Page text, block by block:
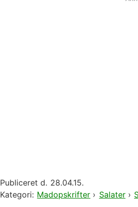
Publiceret d. 28.04.15.
Kategori: Madopskrifter › Salater›